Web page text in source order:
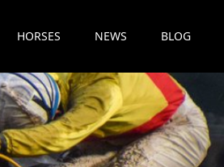
HORSES NEWS BLOG